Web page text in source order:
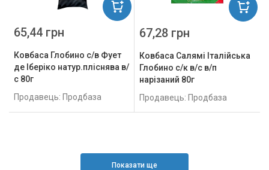
Ковбаса Глобино с/в Фует
де Іберіко натур.пліснява в/
с 80г
Продавець: Продбаза
65,44 грн
Ковбаса Салямі Італійська
Глобино с/к в/с в/п
нарізаний 80г
Продавець: Продбаза
67,28 грн
Показати ще